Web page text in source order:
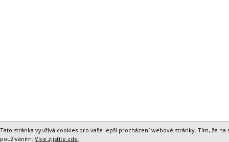
Tato stránka využívá cookies pro vaše lepší procházení webové stránky. Tím, že
používáním. Více zjistíte zde.